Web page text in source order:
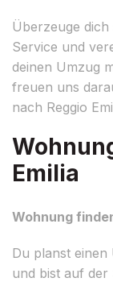
Überzeuge
Service und
deinen Umzug
freuen uns
nach Reggio
Emilia
Wohnung
Du planst einen
und bist auf der